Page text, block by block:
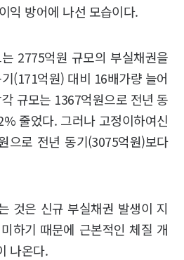
익 방어에 나선 모습이다.
2775억원 규모의 부실채권을
(171억원) 대비 16배가량 늘어
규모는 1367억원으로 전년 동
줄었다. 그러나 고정이하여신
으로 전년 동기(3075억원)보다
것은 신규 부실채권 발생이 지
하기 때문에 근본적인 체질 개
나온다.